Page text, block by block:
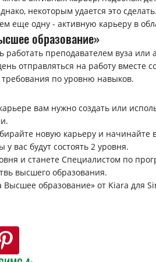
некоторым удается это
еще одну - активную карьеру в
образование»
работать преподавателем вуза
отправляться на работу вместе
по уровню навыков.
вам нужно создать или
новую карьеру и начинайте
вас будут состоять 2 уровня.
и станете Специалистом по
высшего образования.
образование» от Kiara для